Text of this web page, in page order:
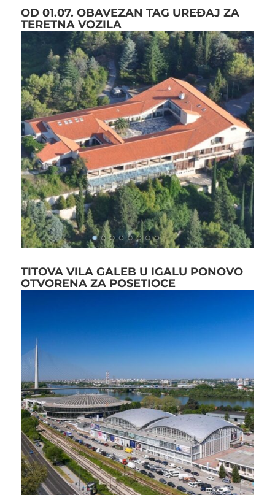
OD 01.07. OBAVEZAN TAG UREĐAJ ZA
TERETNA VOZILA
TITOVA VILA GALEB U IGALU PONOVO
OTVORENA ZA POSETIOCE